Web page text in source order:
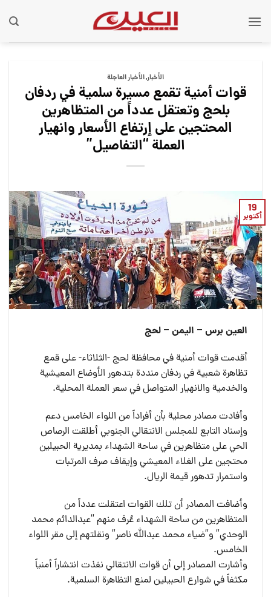
الأخبار,الأخبار العاجلة
قوات أمنية تقمع مسيرة سلمية في ردفان
بلحج وتعتقل عدداً من المتظاهرين
المحتجين على إرتفاع الأسعار وانهيار
العملة “التفاصيل”
19
أكتوبر
العين برس – اليمن – لحج
أقدمت قوات أمنية في محافظة لحج -الثلاثاء- على قمع
تظاهرة شعبية في ردفان منددة بتدهور الأوضاع المعيشية
والخدمية والانهيار المتواصل في سعر العملة المحلية.
وأفادت مصادر محلية بأن أفراداً من اللواء الخامس دعم
وإسناد التابع للمجلس الانتقالي الجنوبي أطلقت الرصاص
الحي على متظاهرين في ساحة الشهداء بمديرية الحبيلين
محتجين على الغلاء المعيشي وإيقاف صرف المرتبات
واستمرار تدهور قيمة الريال.
وأضافت المصادر أن تلك القوات اعتقلت عدداً من
المتظاهرين من ساحة الشهداء عُرف منهم “عبدالدائم محمد
الوحدي” و”ضياء محمد عبدالله ناصر” ونقلتهم إلى مقر اللواء
الخامس.
وأشارت المصادر إلى أن قوات الانتقالي نفذت انتشاراً أمنياً
مكثفاً في شوارع الحبيلين لمنع التظاهرة السلمية.